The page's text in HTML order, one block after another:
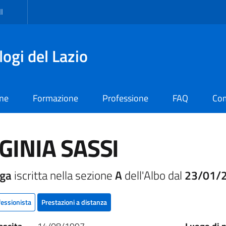
del Lazio
Formazione Professione FAQ
SASSI
iscritta nella sezioneAdell'Albo dal 23/01/
Prestazioni a distanza